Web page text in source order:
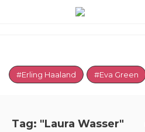
#Erling Haaland #Eva Green
Tag: "Laura Wasser"